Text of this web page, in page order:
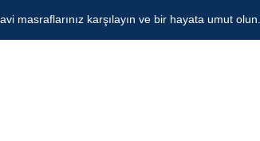
masraflarınız karşılayın ve bir hayata umut olun.